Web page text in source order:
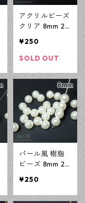
アクリルビーズ
クリア 8mm 20
アクセサリーパ
ーツ ハンドメ
工房】
¥250
SOLD OUT
パール風 樹脂
ビーズ 8mm 20
リーパーツ ハ
¥250